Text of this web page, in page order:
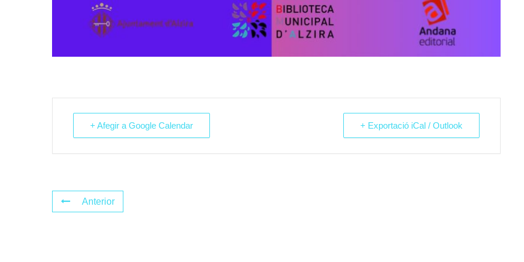
+ Afegir a Google Calendar + Exportació iCal / Outlook
Anterior